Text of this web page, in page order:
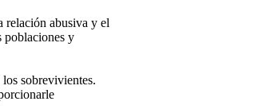
relación abusiva y el
poblaciones y
sobrevivientes.